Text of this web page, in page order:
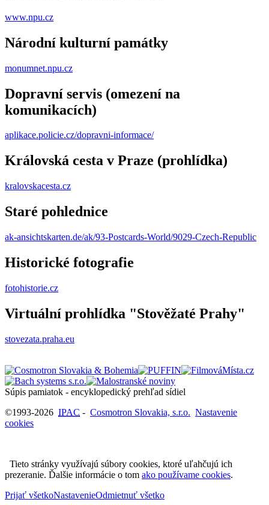
www.npu.cz
Národní kulturní památky
monumnet.npu.cz
Dopravní servis (omezení na
komunikacích)
aplikace.policie.cz/dopravni-informace/
Královská cesta v Praze (prohlídka)
kralovskacesta.cz
Staré pohlednice
ak-ansichtskarten.de/ak/93-Postcards-World/9029-Czech-Republic
Historické fotografie
fotohistorie.cz
Virtuální prohlídka "Stověžaté Prahy"
stovezata.praha.eu
Súpis pamiatok - encyklopedický prehľad sídiel
©1993-2026 IPAC - Cosmotron Slovakia, s.r.o. Nastavenie
cookies
Tieto stránky využívajú súbory cookies, ktoré uľahčujú ich
prezeranie. Ďalšie informácie o tom ako používame cookies.
Prijať všetkoNastavenieOdmietnuť všetko